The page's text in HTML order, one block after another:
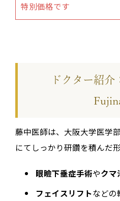
特別価格です
ドクター紹
藤中医師は、大阪大学医学
にてしっかり研鑽を積んだ
眼瞼下垂症手術やクマ
フェイスリフトなどの